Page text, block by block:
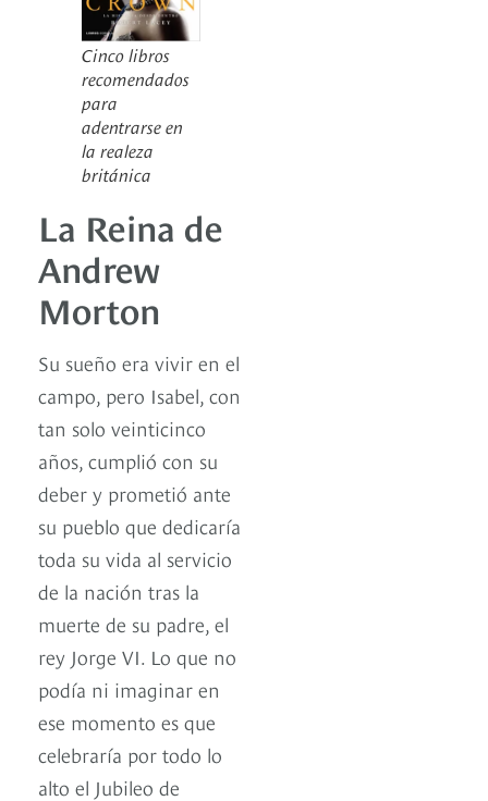
Cinco libros
recomendados
para
adentrarse en
la realeza
británica
La Reina de
Andrew
Morton
Su sueño era vivir en el
campo, pero Isabel, con
tan solo veinticinco
años, cumplió con su
deber y prometió ante
su pueblo que dedicaría
toda su vida al servicio
de la nación tras la
muerte de su padre, el
rey Jorge VI. Lo que no
podía ni imaginar en
ese momento es que
celebraría por todo lo
alto el Jubileo de